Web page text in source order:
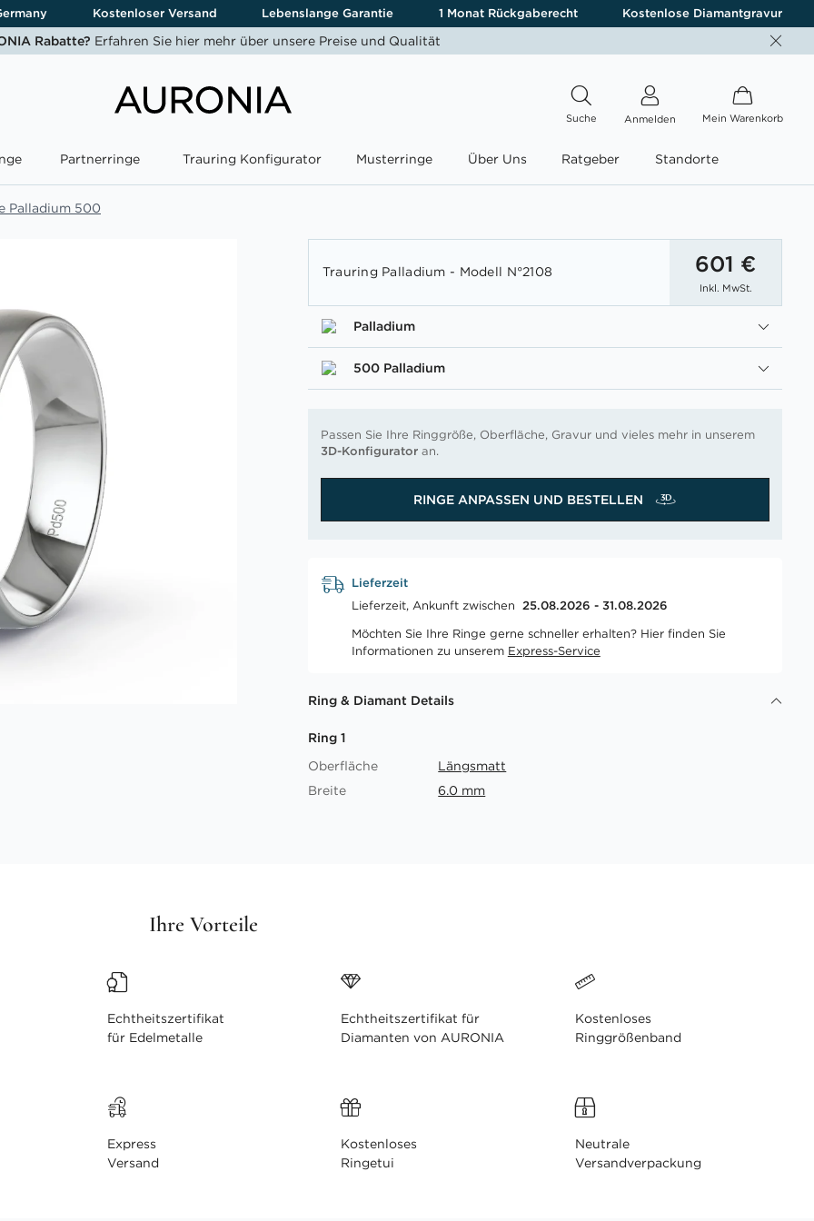
Kostenloser Versand Lebenslange Garantie 1 Monat Rückgaberecht Kostenlose Diamantgravur
Rabatte? Erfahren Sie hier mehr über unsere Preise und Qualität
Suche Anmelden Mein Warenkorb
Partnerringe Trauring Konfigurator Musterringe Über Uns Ratgeber Standorte
Palladium 500
Trauring Palladium - Modell N°2108 601 €
Inkl. MwSt.
Palladium
500 Palladium
Passen Sie Ihre Ringgröße, Oberfläche, Gravur und vieles mehr in unserem
3D-Konfigurator an.
RINGE ANPASSEN UND BESTELLEN
Lieferzeit
Lieferzeit, Ankunft zwischen 25.08.2026 - 31.08.2026
Möchten Sie Ihre Ringe gerne schneller erhalten? Hier finden Sie
Informationen zu unserem Express-Service
Ring & Diamant Details
Ring 1
Oberfläche
Längsmatt
Breite
6.0 mm
Ihre Vorteile
Echtheitszertifikat
für Edelmetalle
Echtheitszertifikat für
Diamanten von AURONIA
Kostenloses
Ringgrößenband
Express
Versand
Kostenloses
Ringetui
Neutrale
Versandverpackung